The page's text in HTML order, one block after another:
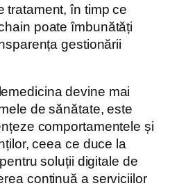
tratament, în timp ce
poate îmbunătăți
gestionării
devine mai
de sănătate, este
comportamentele și
ceea ce duce la
soluții digitale de
continuă a serviciilor